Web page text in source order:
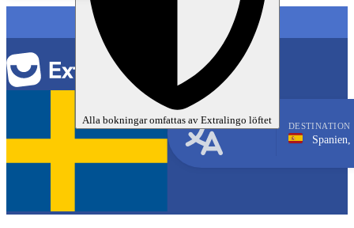
Alla bokningar omfattas av Extralingo löftet
DESTINATION
Spanien, Salamanca